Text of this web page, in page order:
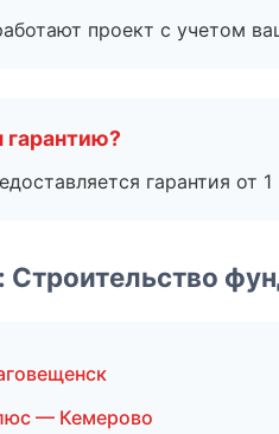
проект с учетом
гарантию?
гарантия от
— Кемерово